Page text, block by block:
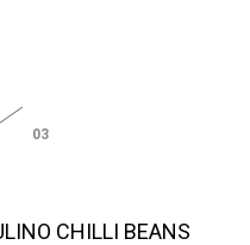
03
CHILLI BEANS